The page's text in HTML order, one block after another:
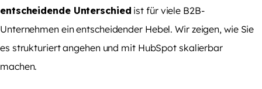
entscheidende Unterschied ist für viele B2B-
Unternehmen ein entscheidender Hebel. Wir zeigen, wie Sie
es strukturiert angehen und mit HubSpot skalierbar
machen.